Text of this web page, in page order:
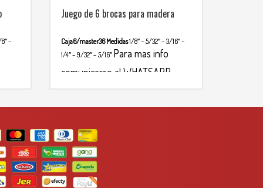
–
Juego de 6 brocas para madera
Caja6/master36 Medidas1/8″ – 5/32″ – 3/16″ –
1/4″ – 9/32″ – 5/16″ Para mas info
comunicarse al WHATSAPP